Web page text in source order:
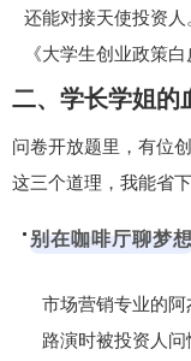
还能对接天使投资
《大学生创业政策白
二、学长学姐的
问卷开放题里，有位
这三个道理，我能省
别在咖啡厅聊梦想
市场营销专业的
路演时被投资人